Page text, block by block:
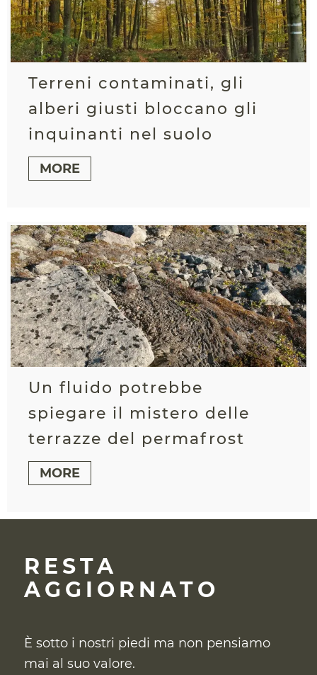
Terreni contaminati, gli
alberi giusti bloccano gli
inquinanti nel suolo
MORE
Un fluido potrebbe
spiegare il mistero delle
terrazze del permafrost
MORE
RESTA
AGGIORNATO
È sotto i nostri piedi ma non pensiamo
mai al suo valore.